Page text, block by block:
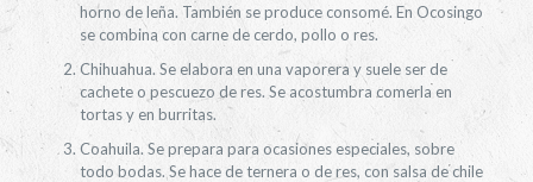
horno de leña. También se produce consomé. En Ocosingo
se combina con carne de cerdo, pollo o res.
Chihuahua. Se elabora en una vaporera y suele ser de
cachete o pescuezo de res. Se acostumbra comerla en
tortas y en burritas.
Coahuila. Se prepara para ocasiones especiales, sobre
todo bodas. Se hace de ternera o de res, con salsa de chile